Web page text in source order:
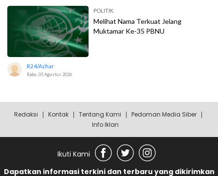
POLITIK
Melihat Nama Terkuat Jelang
Muktamar Ke-35 PBNU
R24/azhar
Rabu, 05 Agustus 2026
Redaksi Kontak Tentang Kami
Pedoman Media Siber
Info Iklan
Ikuti Kami
Dapatkan informasi terkini dan terbaru yang dikirimkan